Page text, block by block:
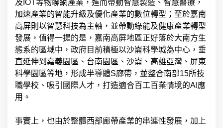
及IOT等物聯網產業，進而帶動智慧製造、智慧醫療，
加速產業的智能升級及優化產業的數位轉型；至於嘉南
高屏則以智慧科技為主軸，並帶動綠能及健康產業轉型
發展，值得一提的是，嘉南高屏地區正好落於大南方生
態系的區域中，政府目前積極以沙崙科學城為中心，垂
直延伸到嘉義園區、台南園區、沙崙、高雄亞灣、屏東
科學園區等地，形成半導體S廊帶，並整合南部15所技
職學校、吸引國際人才，打造適合百工百業情境的AI應
用。
事實上，也由於整體西部廊帶產業的串連性發展，加上